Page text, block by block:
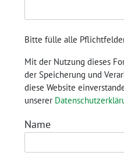
Bitte fülle alle
Mit der Nutzung dieses
der Speicherung und
diese Website
unserer
Name